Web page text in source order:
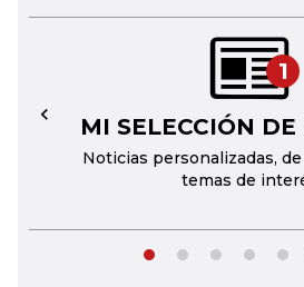
1
MI SELECCIÓN
Noticias personalizadas,
temas de
←